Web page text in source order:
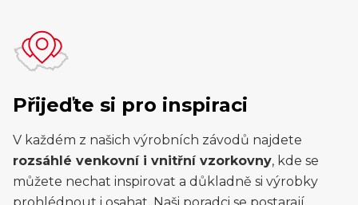
Přijeďte si pro inspiraci
V každém z našich výrobních závodů najdete
rozsáhlé venkovní i vnitřní vzorkovny, kde se
můžete nechat inspirovat a důkladně si výrobky